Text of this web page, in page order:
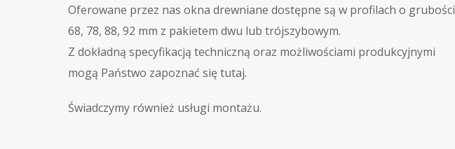
Oferowane przez nas okna drewniane dostępne są w profilach o grubości
68, 78, 88, 92 mm z pakietem dwu lub trójszybowym.
Z dokładną specyfikacją techniczną oraz możliwościami produkcyjnymi
mogą Państwo zapoznać się tutaj.
Świadczymy również usługi montażu.